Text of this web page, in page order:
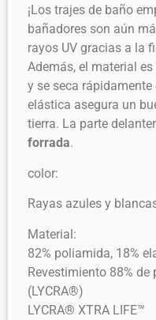
¡Los trajes de baño
bañadores son aún
rayos UV gracias a la
Además, el material
y se seca
elástica asegura un
tierra. La parte
forrada.
color:
Rayas azules y
Material:
82% poliamida, 18%
Revestimiento 88%
(LYCRA®)
LYCRA® XTRA LIFE™